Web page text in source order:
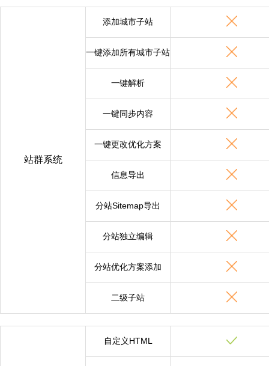
站群系统
添加城市子站
一键添加所有城市子站
一键解析
一键同步内容
一键更改优化方案
信息导出
分站Sitemap导出
分站独立编辑
分站优化方案添加
二级子站
自定义HTML